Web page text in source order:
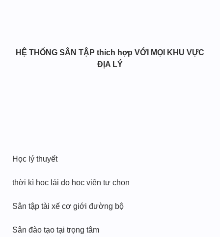
HỆ THỐNG SÂN TẬP thích hợp VỚI MỌI KHU VỰC
ĐỊA LÝ
Học lý thuyết
thời kì học lái do học viên tự chọn
Sân tập tài xế cơ giới đường bộ
Sân đào tạo tại trọng tâm